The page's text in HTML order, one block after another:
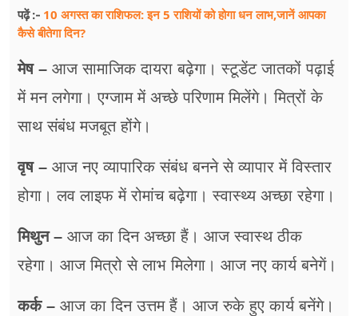
सेहत
ब्‍यूटी
जॉब्स
अन्य खबरें
पढ़ें :- 10 अगस्त का राशिफल: इन 5 राशियों को होगा धन लाभ,जानें आपका
कैसे बीतेगा दिन?
मेष – आज सामाजिक दायरा बढ़ेगा। स्टूडेंट जातकों पढ़ाई
में मन लगेगा। एग्जाम में अच्छे परिणाम मिलेंगे। मित्रों के
साथ संबंध मजबूत होंगे।
वृष – आज नए व्यापारिक संबंध बनने से व्यापार में विस्तार
होगा। लव लाइफ में रोमांच बढ़ेगा। स्वास्थ्य अच्छा रहेगा।
मिथुन – आज का दिन अच्छा हैं। आज स्वास्थ ठीक
रहेगा। आज मित्रो से लाभ मिलेगा। आज नए कार्य बनेगें।
कर्क – आज का दिन उत्तम हैं। आज रुके हुए कार्य बनेंगे।